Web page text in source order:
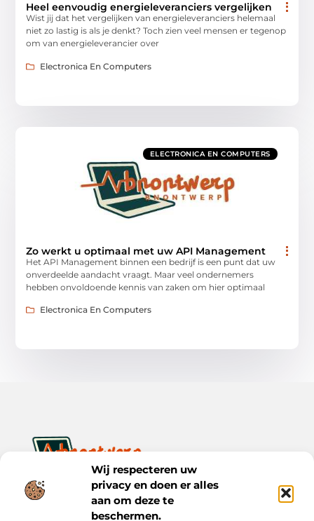
Wij respecteren uw
privacy en doen er alles
aan om deze te
beschermen.
Heel eenvoudig energieleveranciers vergelijken
Wist jij dat het vergelijken van energieleveranciers helemaal
niet zo lastig is als je denkt? Toch zien veel mensen er tegenop
om van energieleverancier over
Electronica En Computers
ELECTRONICA EN COMPUTERS
Zo werkt u optimaal met uw API Management
Het API Management binnen een bedrijf is een punt dat uw
onverdeelde aandacht vraagt. Maar veel ondernemers
hebben onvoldoende kennis van zaken om hier optimaal
Electronica En Computers
Ontwerp je dagelijks leven met inspiratie en verhalen.
Ontdek praktische tips, creatieve ideeën en waardevolle
inzichten op Bnontwerp.nl.